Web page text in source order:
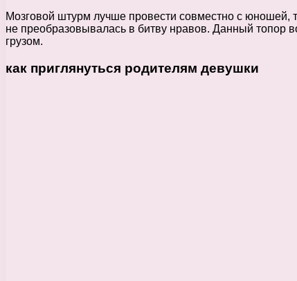
Мозговой штурм лучше провести совместно с юношей,
не преобразовывалась в битву нравов. Данный топор
грузом.
как приглянуться родителям девушки